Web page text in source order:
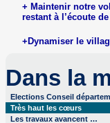
+ Maintenir notre
restant à l’écoute
+Dynamiser le
Dans la
Elections Conseil
Très haut les cœurs
Les travaux avancent …